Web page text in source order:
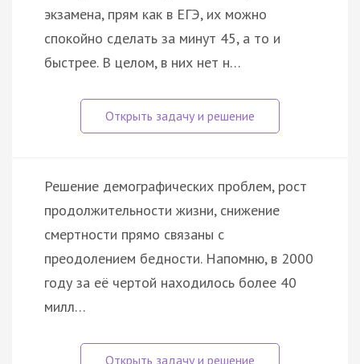
экзамена, прям как в ЕГЭ, их можно
спокойно сделать за минут 45, а то и
быстрее. В целом, в них нет н…
Решение демографических проблем, рост
продолжительности жизни, снижение
смертности прямо связаны с
преодолением бедности. Напомню, в 2000
году за её чертой находилось более 40
милл…